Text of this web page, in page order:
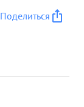
Поделиться